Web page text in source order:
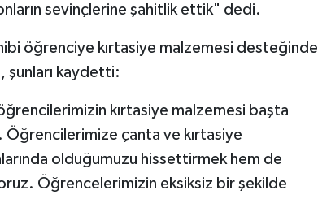
sevinçlerine şahitlik ettik" dedi.
öğrenciye kırtasiye malzemesi desteğinde
şunları kaydetti:
kırtasiye malzemesi başta
çanta ve kırtasiye
olduğumuzu hissettirmek hem de
Öğrencelerimizin eksiksiz bir şekilde